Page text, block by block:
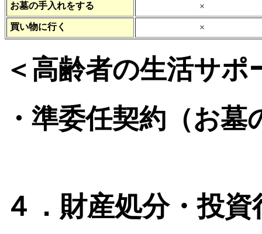
お墓の手入れをする ×
買い物に行く ×
＜高齢者の生活サ
・準委任契約（お
４．財産処分・投